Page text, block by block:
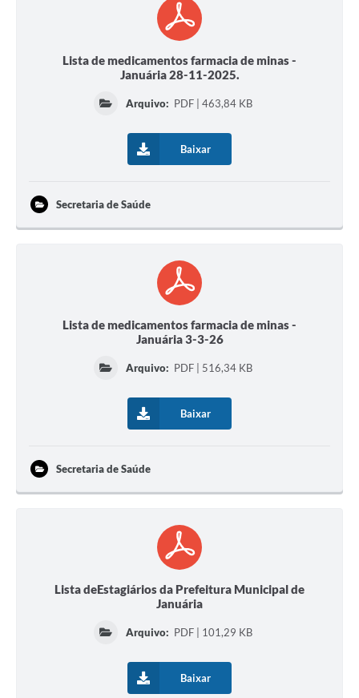
Lista de medicamentos farmacia de minas -
Januária 28-11-2025.
Arquivo: PDF | 463,84 KB
Baixar
Secretaria de Saúde
Lista de medicamentos farmacia de minas -
Januária 3-3-26
Arquivo: PDF | 516,34 KB
Baixar
Secretaria de Saúde
Lista deEstagiários da Prefeitura Municipal de
Januária
Arquivo: PDF | 101,29 KB
Baixar